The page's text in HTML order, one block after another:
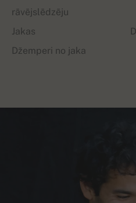
rāvējslēdzēju
Jakas
Džemperi no jaka